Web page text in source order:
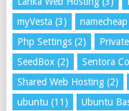
myVesta (3) namecheap
Php Settings(2)
SeedBox(2) Sentora
Shared Web Hosting(2)
ubuntu (11) Ubuntu